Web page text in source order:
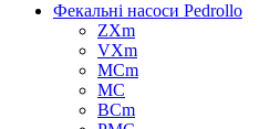
Фекальні насоси Pedrollo
ZXm
VXm
MCm
MC
BCm